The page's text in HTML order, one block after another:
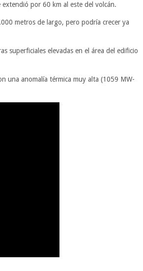
por 60 km al este del volcán.
metros de largo, pero podría crecer ya
superficiales elevadas en el área del edificio
una anomalía térmica muy alta (1059 MW-